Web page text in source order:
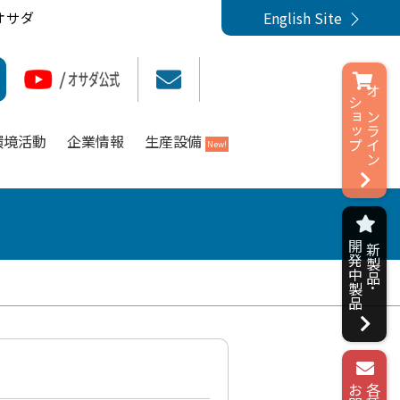
サダ English Site
境活動 企業情報 生産設備 New! オンライン
ショップ
新製品･
開発中製品